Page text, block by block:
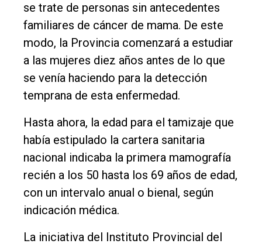
Entrevistas
Rural
Deportes
Fúnebres
Edición
Empresa
Nosotros
Contacto
se trate de personas sin antecedentes
familiares de cáncer de mama. De este
modo, la Provincia comenzará a estudiar
a las mujeres diez años antes de lo que
se venía haciendo para la detección
temprana de esta enfermedad.
Hasta ahora, la edad para el tamizaje que
había estipulado la cartera sanitaria
nacional indicaba la primera mamografía
recién a los 50 hasta los 69 años de edad,
con un intervalo anual o bienal, según
indicación médica.
La iniciativa del Instituto Provincial del